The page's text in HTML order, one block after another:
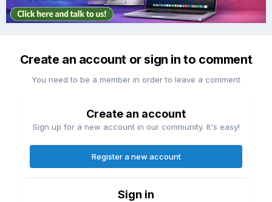
Create an account or sign in to comment
You need to be a member in order to leave a comment
Create an account
Sign up for a new account in our community. It's easy!
Register a new account
Sign in